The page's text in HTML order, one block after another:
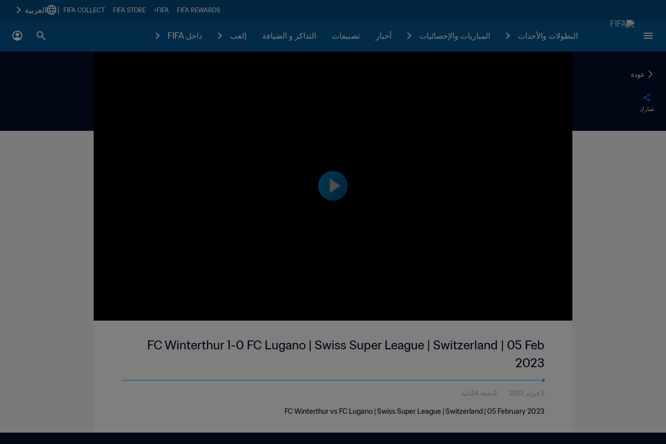
FIFA REWARDS
FIFA+
FIFA STORE
FIFA COLLECT العربية
البطولات والأحدات المباريات والإحصائيات أخبار تصنيفات التذاكر و الضيافة إلعب داخل FIFA
عودة
شارك
FC Winterthur 1-0 FC Lugano | Swiss Super League | Switzerland | 05 Feb
2023
5 فبراير 2023 2دقيقة 24ثانية
FC Winterthur vs FC Lugano | Swiss Super League | Switzerland | 05 February 2023